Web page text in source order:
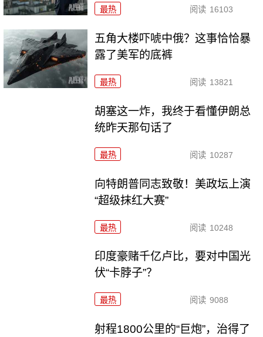
最热 阅读 16103
五角大楼吓唬中俄？这事恰恰暴
露了美军的底裤
最热 阅读 13821
胡塞这一炸，我终于看懂伊朗总
统昨天那句话了
最热 阅读 10287
向特朗普同志致敬！美政坛上演
“超级抹红大赛”
最热 阅读 10248
印度豪赌千亿卢比，要对中国光
伏“卡脖子”？
最热 阅读 9088
射程1800公里的“巨炮”，治得了